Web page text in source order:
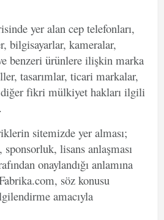
yer alan cep telefonları,
bilgisayarlar, kameralar,
benzeri ürünlere ilişkin marka
tasarımlar, ticari markalar,
fikri mülkiyet hakları ilgili
sitemizde yer alması;
lisans anlaşması
onaylandığı anlamına
söz konusu
amacıyla